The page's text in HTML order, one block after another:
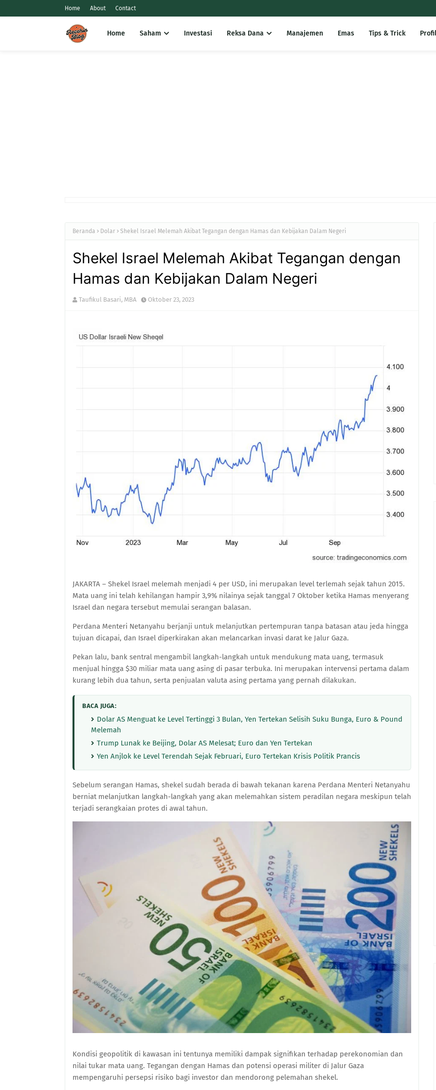
Home About Contact
Home Saham Investasi Reksa Dana Manajemen Emas Tips & Trick
Beranda Dolar Shekel Israel Melemah Akibat Tegangan dengan Hamas dan Kebijakan Dalam Negeri
Shekel Israel Melemah Akibat Tegangan dengan
Hamas dan Kebijakan Dalam Negeri
Taufikul Basari, MBA Oktober 23, 2023
JAKARTA – Shekel Israel melemah menjadi 4 per USD, ini merupakan level terlemah sejak tahun 2015.
Mata uang ini telah kehilangan hampir 3,9% nilainya sejak tanggal 7 Oktober ketika Hamas menyerang
Israel dan negara tersebut memulai serangan balasan.
Perdana Menteri Netanyahu berjanji untuk melanjutkan pertempuran tanpa batasan atau jeda hingga
tujuan dicapai, dan Israel diperkirakan akan melancarkan invasi darat ke Jalur Gaza.
Pekan lalu, bank sentral mengambil langkah-langkah untuk mendukung mata uang, termasuk
menjual hingga $30 miliar mata uang asing di pasar terbuka. Ini merupakan intervensi pertama dalam
kurang lebih dua tahun, serta penjualan valuta asing pertama yang pernah dilakukan.
BACA JUGA:
Dolar AS Menguat ke Level Tertinggi 3 Bulan, Yen Tertekan Selisih Suku Bunga, Euro & Pound
Melemah
Trump Lunak ke Beijing, Dolar AS Melesat; Euro dan Yen Tertekan
Yen Anjlok ke Level Terendah Sejak Februari, Euro Tertekan Krisis Politik Prancis
Sebelum serangan Hamas, shekel sudah berada di bawah tekanan karena Perdana Menteri Netanyahu
berniat melanjutkan langkah-langkah yang akan melemahkan sistem peradilan negara meskipun telah
terjadi serangkaian protes di awal tahun.
Kondisi geopolitik di kawasan ini tentunya memiliki dampak signifikan terhadap perekonomian dan
nilai tukar mata uang. Tegangan dengan Hamas dan potensi operasi militer di Jalur Gaza
mempengaruhi persepsi risiko bagi investor dan mendorong pelemahan shekel.